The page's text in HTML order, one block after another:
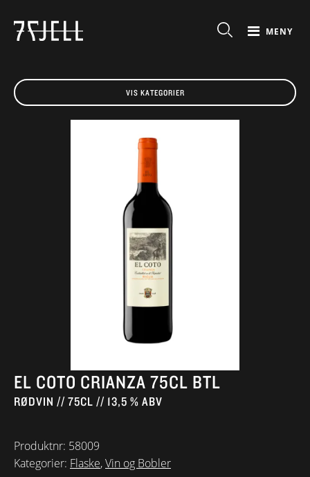
MENY
VIS KATEGORIER
EL COTO CRIANZA 75CL BTL
RØDVIN // 75CL // 13,5 % ABV
Produktnr: 58009
Kategorier: Flaske,Vin og Bobler